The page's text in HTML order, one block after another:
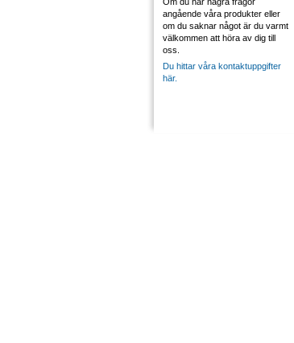
angående våra produkter eller
om du saknar något är du varmt
välkommen att höra av dig till
oss.
Du hittar våra kontaktuppgifter
här.